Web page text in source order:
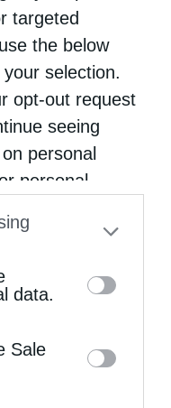
targeted
the below
selection.
opt-out request
seeing
personal
personal
opt-out
on the IAB’s list
This
by us to
of
data.
Sale
807.000
στόν κόσμο
πίστεως,
τήν ἀγάπη καί
νά
τῶν Σερρῶν, στό